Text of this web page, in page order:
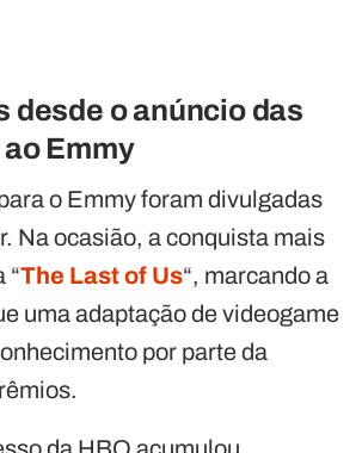
desde o anúncio das
Emmy
o Emmy foram divulgadas
Na ocasião, a conquista mais
“The Last of Us“, marcando a
uma adaptação de videogame
por parte da